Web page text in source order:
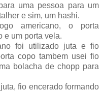
uma pessoa para um
e sim, um hashi.
americano, o porta
e um porta vela.
foi utilizado juta e fio
copo tambem usei fio
bolacha de chopp para
fio encerado formando